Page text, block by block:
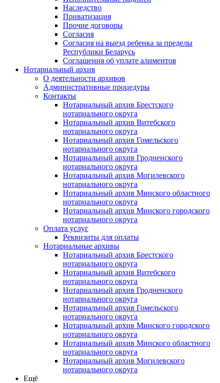
Наследство
Приватизация
Прочие договоры
Согласия
Согласия на выезд ребенка за пределы
Республики Беларусь
Соглашения об уплате алиментов
Нотариальный архив
О деятельности архивов
Административные процедуры
Контакты
Нотариальный архив Брестского
нотариального округа
Нотариальный архив Витебского
нотариального округа
Нотариальный архив Гомельского
нотариального округа
Нотариальный архив Гродненского
нотариального округа
Нотариальный архив Могилевского
нотариального округа
Нотариальный архив Минского областного
нотариального округа
Нотариальный архив Минского городского
нотариального округа
Оплата услуг
Реквизиты для оплаты
Нотариальные архивы
Нотариальный архив Брестского
нотариального округа
Нотариальный архив Витебского
нотариального округа
Нотариальный архив Гродненского
нотариального округа
Нотариальный архив Гомельского
нотариального округа
Нотариальный архив Минского городского
нотариального округа
Нотариальный архив Минского областного
нотариального округа
Нотариальный архив Могилевского
нотариального округа
Ещё